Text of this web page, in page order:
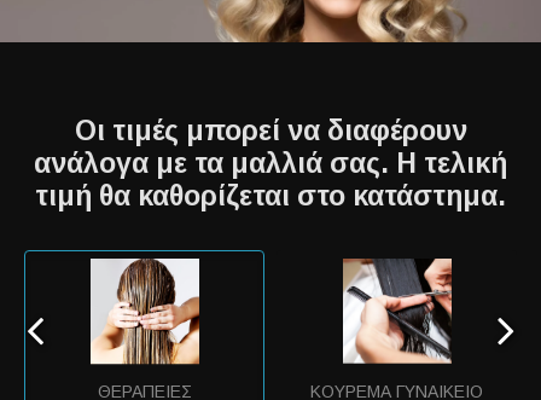
Οι τιμές μπορεί να διαφέρουν
ανάλογα με τα μαλλιά σας. Η τελική
τιμή θα καθορίζεται στο κατάστημα.
ΘΕΡΑΠΕΙΕΣ ΚΟΥΡΕΜΑ ΓΥΝΑΙΚΕΙΟ